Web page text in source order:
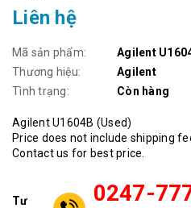
Liên hệ
Mã sản phẩm:
Agilent
Thương hiệu:
Agilent
Tình trạng:
Còn hàng
Agilent U1604B (Used)
Price does not include shipping
Contact us for best price.
Tư
0247-